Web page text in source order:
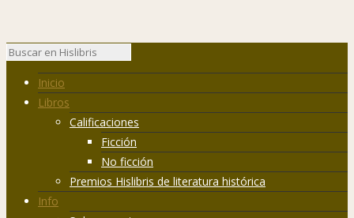
Inicio
Libros
Calificaciones
Ficción
No ficción
Premios Hislibris de literatura histórica
Info